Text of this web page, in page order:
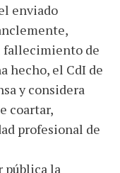
enviado
fallecimiento de
hecho, el CdI de
y considera
coartar,
profesional de
pública la